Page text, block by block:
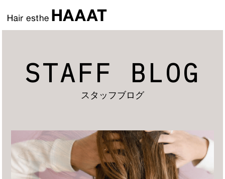
STAFF BLOG
スタッフブログ